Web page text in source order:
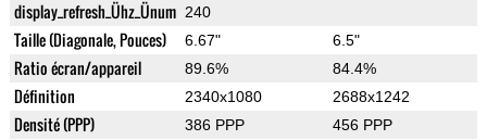
display_refresh_Ühz_Ünum 240
Taille (Diagonale, Pouces) 6.67" 6.5"
Ratio écran/appareil 89.6% 84.4%
Définition 2340x1080 2688x1242
Densité (PPP) 386 PPP 456 PPP